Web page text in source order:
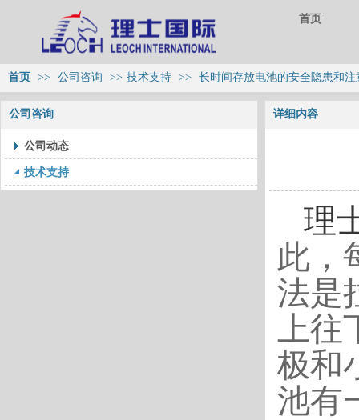
首页
首页 >> 公司咨询 >> 技术支持 >> 长时间存放电池的安全隐患和注
公司咨询
公司动态
技术支持
详细内容
理
此，
法是
上
极和
池有